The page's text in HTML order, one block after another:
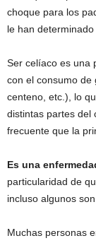
choque para los
le han
Ser celíaco es una
con el consumo de
centeno, etc.), lo
distintas partes del
frecuente que la
Es una
particularidad de
incluso algunos
Muchas personas